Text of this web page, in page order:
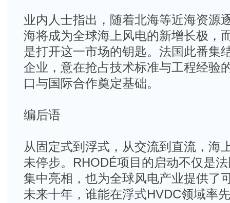
业内人士指出，随着北海等近海资源
海将成为全球海上风电的新增长极，
是打开这一市场的钥匙。法国此番集
企业，意在抢占技术标准与工程经验
口与国际合作奠定基础。
编后语
从固定式到浮式，从交流到直流，海
未停步。RHODÉ项目的启动不仅是
集中亮相，也为全球风电产业提供了
未来十年，谁能在浮式HVDC领域率